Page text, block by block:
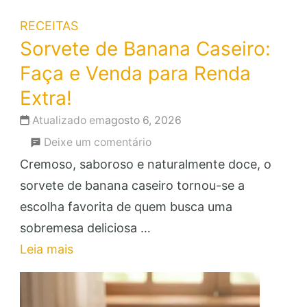
RECEITAS
Sorvete de Banana Caseiro:
Faça e Venda para Renda
Extra!
Atualizado emagosto 6, 2026
Deixe um comentárioem
Sorvete
de
Banana
e
Venda
Cremoso, saboroso e naturalmente doce, o
sorvete de banana caseiro tornou-se a
escolha favorita de quem busca uma
sobremesa deliciosa …
Leia mais